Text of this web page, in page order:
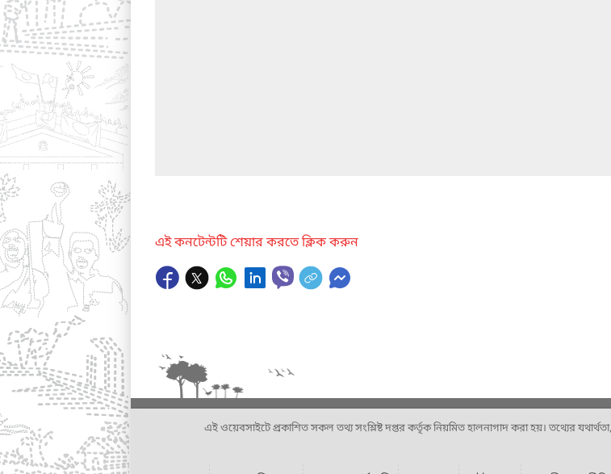
এই কনটেন্টটি শেয়ার করতে ক্লিক করুন
এই ওয়েবসাইটে প্রকাশিত সকল তথ্য সংশ্লিষ্ট দপ্তর কর্তৃক নিয়মিত হালনাগাদ করা হয়। তথ্যের যথার্থতা,